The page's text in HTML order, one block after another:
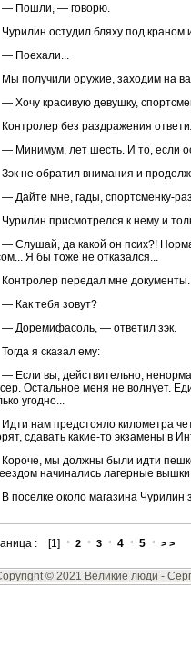
— Пошли, — говорю.
Чурилин остудил бляху под краном
— Поехали...
Мы получили оружие, заходим на
— Хочу красивую девушку,
Контролер без раздражения
— Минимум, лет шесть. И то, если
Зэк не обратил внимания и
— Дайте мне, гады, спортсменку-
Чурилин присмотрелся к нему и
— Слушай, да какой он псих?!
Я бы тоже не отказался...
Контролер передал мне
— Как тебя зовут?
— Доремифасоль, — ответил зэк.
Тогда я сказал ему:
— Если вы, действительно,
Остальное меня не волнует.
угодно...
Идти нам предстояло километра
сдавать какие-то экзамены в
Короче, мы должны были идти
начинались лагерные
В поселке около магазина
: [1] 2 3 4 5 > >
© 2021 Великие люди -